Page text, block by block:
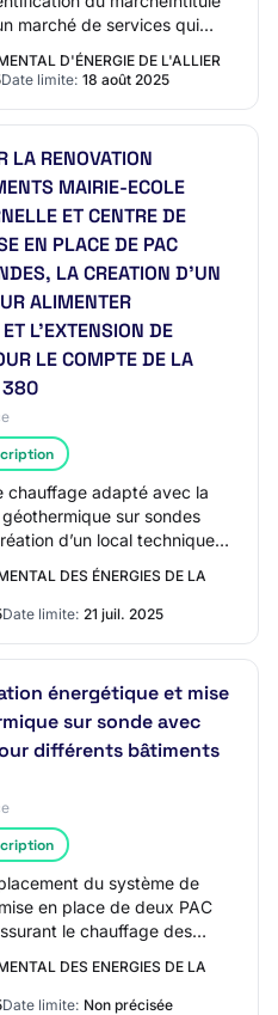
marché de services qui
à maitrise d'ouv…
D'ÉNERGIE DE L'ALLIER
Date limite: 18 août 2025
LA RENOVATION
MAIRIE-ECOLE
ET CENTRE DE
EN PLACE DE PAC
LA CREATION D’UN
ALIMENTER
L’EXTENSION DE
LE COMPTE DE LA
380
chauffage adapté avec la
sur sondes
d’un local technique
la future ex…
DES ÉNERGIES DE LA
Date limite: 21 juil. 2025
énergétique et mise
sur sonde avec
différents bâtiments
du système de
en place de deux PAC
le chauffage des
DES ENERGIES DE LA
Date limite: Non précisée